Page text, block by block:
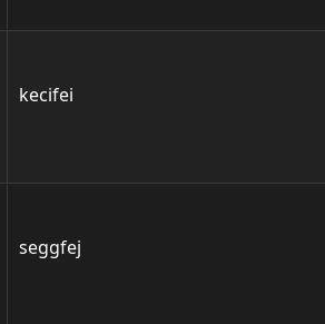
kecifei
seggfej